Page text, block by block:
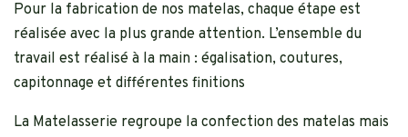
Pour la fabrication de nos matelas, chaque étape est
réalisée avec la plus grande attention. L’ensemble du
travail est réalisé à la main : égalisation, coutures,
capitonnage et différentes finitions
La Matelasserie regroupe la confection des matelas mais